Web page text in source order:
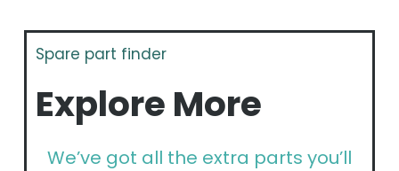
Spare part finder
Explore More
We’ve got all the extra parts you’ll